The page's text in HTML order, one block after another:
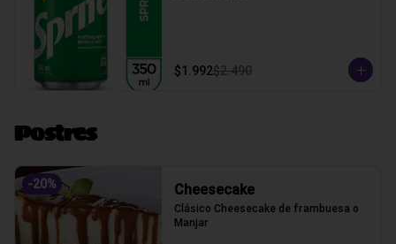
$1.992$2.490
Postres
-20% Cheesecake
Clásico Cheesecake de frambuesa o
Manjar